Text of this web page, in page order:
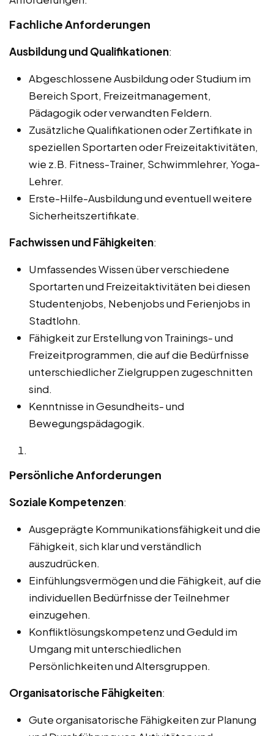
Fachliche Anforderungen
Ausbildung und Qualifikationen:
Abgeschlossene Ausbildung oder Studium im
Bereich Sport, Freizeitmanagement,
Pädagogik oder verwandten Feldern.
Zusätzliche Qualifikationen oder Zertifikate in
speziellen Sportarten oder Freizeitaktivitäten,
wie z.B. Fitness-Trainer, Schwimmlehrer, Yoga-
Lehrer.
Erste-Hilfe-Ausbildung und eventuell weitere
Sicherheitszertifikate.
Fachwissen und Fähigkeiten:
Umfassendes Wissen über verschiedene
Sportarten und Freizeitaktivitäten bei diesen
Studentenjobs, Nebenjobs und Ferienjobs in
Stadtlohn.
Fähigkeit zur Erstellung von Trainings- und
Freizeitprogrammen, die auf die Bedürfnisse
unterschiedlicher Zielgruppen zugeschnitten
sind.
Kenntnisse in Gesundheits- und
Bewegungspädagogik.
Persönliche Anforderungen
Soziale Kompetenzen:
Ausgeprägte Kommunikationsfähigkeit und die
Fähigkeit, sich klar und verständlich
auszudrücken.
Einfühlungsvermögen und die Fähigkeit, auf die
individuellen Bedürfnisse der Teilnehmer
einzugehen.
Konfliktlösungskompetenz und Geduld im
Umgang mit unterschiedlichen
Persönlichkeiten und Altersgruppen.
Organisatorische Fähigkeiten:
Gute organisatorische Fähigkeiten zur Planung